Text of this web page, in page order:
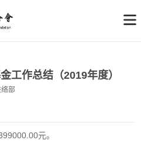
工作总结（2019年度）
络部
元。